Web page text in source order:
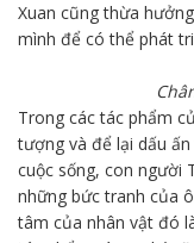
Xuan cũng thừa
mình để có thể phát
Trong các tác phẩm
tượng và để lại dấu
cuộc sống, con người
những bức tranh của
tâm của nhân vật đó